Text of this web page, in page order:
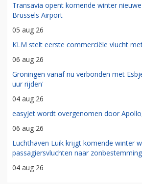
Transavia opent komende winter
Brussels Airport
05 aug 26
KLM stelt eerste commerciële vlucht
06 aug 26
Groningen vanaf nu verbonden met
uur rijden'
04 aug 26
easyJet wordt overgenomen door
06 aug 26
Luchthaven Luik krijgt komende winter
passagiersvluchten naar
04 aug 26